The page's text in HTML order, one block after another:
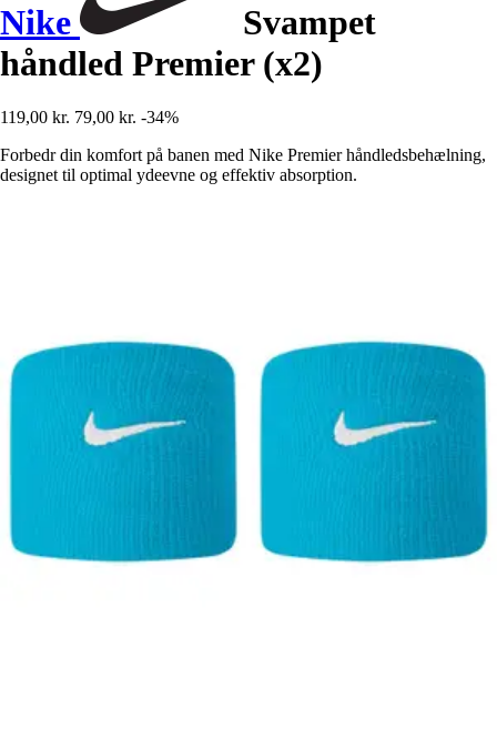
Nike
Svampet
håndled Premier (x2)
119,00 kr. 79,00 kr. -34%
Forbedr din komfort på banen med Nike Premier håndledsbehælning,
designet til optimal ydeevne og effektiv absorption.